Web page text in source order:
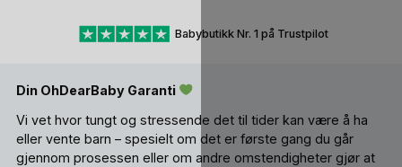
Babybutikk Nr. 1 på Trustpilot
Din OhDearBaby Garanti
Vi vet hvor tungt og stressende det til tider kan være å ha
eller vente barn – spesielt om det er første gang du går
gjennom prosessen eller om andre omstendigheter gjør at